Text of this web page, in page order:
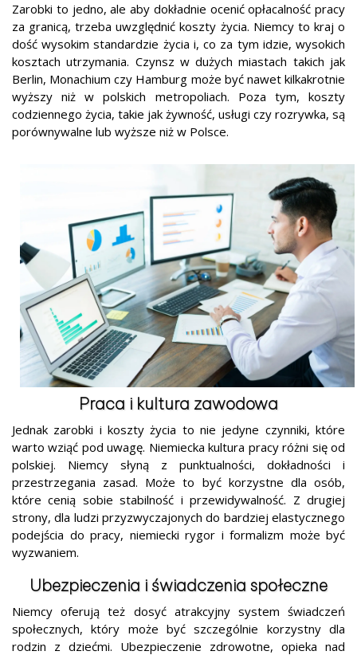
Zarobki to jedno, ale aby dokładnie ocenić opłacalność pracy
za granicą, trzeba uwzględnić koszty życia. Niemcy to kraj o
dość wysokim standardzie życia i, co za tym idzie, wysokich
kosztach utrzymania. Czynsz w dużych miastach takich jak
Berlin, Monachium czy Hamburg może być nawet kilkakrotnie
wyższy niż w polskich metropoliach. Poza tym, koszty
codziennego życia, takie jak żywność, usługi czy rozrywka, są
porównywalne lub wyższe niż w Polsce.
Praca i kultura zawodowa
Jednak zarobki i koszty życia to nie jedyne czynniki, które
warto wziąć pod uwagę. Niemiecka kultura pracy różni się od
polskiej. Niemcy słyną z punktualności, dokładności i
przestrzegania zasad. Może to być korzystne dla osób,
które cenią sobie stabilność i przewidywalność. Z drugiej
strony, dla ludzi przyzwyczajonych do bardziej elastycznego
podejścia do pracy, niemiecki rygor i formalizm może być
wyzwaniem.
Ubezpieczenia i świadczenia społeczne
Niemcy oferują też dosyć atrakcyjny system świadczeń
społecznych, który może być szczególnie korzystny dla
rodzin z dziećmi. Ubezpieczenie zdrowotne, opieka nad